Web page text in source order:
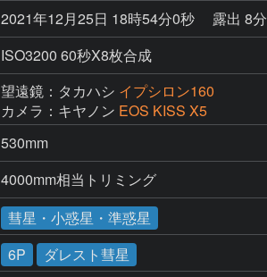
2021年12月25日 18時54分0秒
露出 8分
ISO3200 60秒X8枚合成
望遠鏡：タカハシ イプシロン160
カメラ：キヤノン EOS KISS X5
530mm
4000mm相当トリミング
彗星・小惑星・準惑星
6P ダレスト彗星